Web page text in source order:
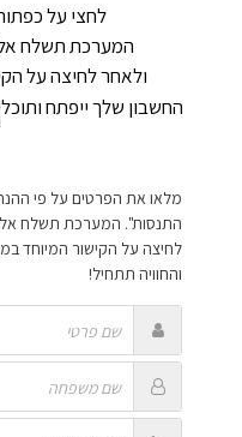
לחצי על
המערכת תשלח
ולאחר לחיצה על
החשבון שלך ייפתח
מלאו את הפרטים על פי
התנסות". המערכת תשלח
לחיצה על הקישור המיוחד
והחוויה תתחיל!